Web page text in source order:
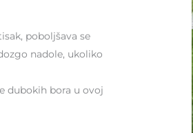
poboljšava se
nadole, ukoliko
dubokih bora u ovoj